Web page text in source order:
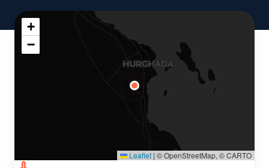
+
−
Leaflet | © OpenStreetMap, © CARTO